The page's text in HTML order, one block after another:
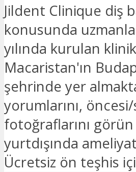
Jildent Clinique diş
konusunda
yılında kurulan
Macaristan'ın
şehrinde yer
yorumlarını, öncesi/
fotoğraflarını
yurtdışında
Ücretsiz ön teşhis